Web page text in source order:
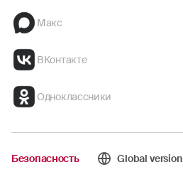
Макс
ВКонтакте
Одноклассники
Безопасность Global version